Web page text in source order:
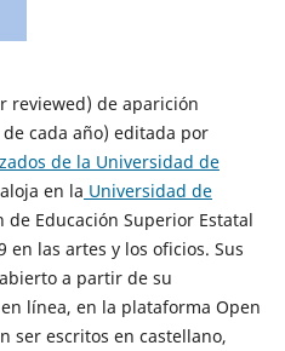
reviewed) de aparición
cada año) editada por
de la Universidad de
en la Universidad de
Educación Superior Estatal
las artes y los oficios. Sus
a partir de su
línea, en la plataforma Open
ser escritos en castellano,